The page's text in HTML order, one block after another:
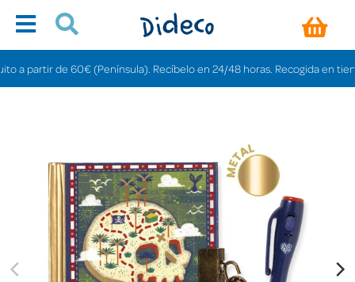
de 60€ (Península). Recíbelo en 24/48 horas. Recogida en tiendas